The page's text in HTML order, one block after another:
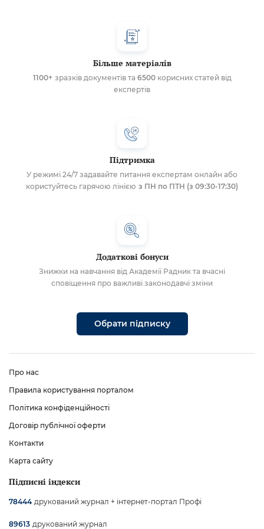
Більше матеріалів
1100+ зразків документів та 6500корисних статей від
експертів
Підтримка
У режимі 24/7 задавайте питання експертам онлайн або
користуйтесь гарячою лінією з ПН по ПТН (з 09:30-17:30)
Додаткові бонуси
Знижки на навчання від Академії Радник та вчасні
сповіщення про важливі законодавчі зміни
Обрати підписку
Про нас
Правила користування порталом
Політика конфіденційності
Договір публічної оферти
Контакти
Карта сайту
Підписні індекси
78444 друкований журнал + інтернет-портал Профі
89613 друкований журнал